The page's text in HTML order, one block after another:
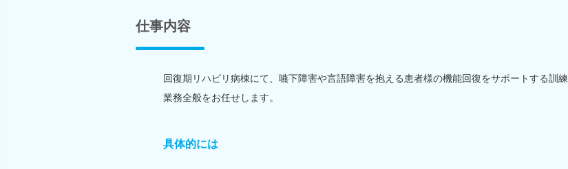
仕事内容
回復期リハビリ病棟にて、嚥下障害や言語障害を抱える患者様の機能回復をサポートする訓練
業務全般をお任せします。
具体的には